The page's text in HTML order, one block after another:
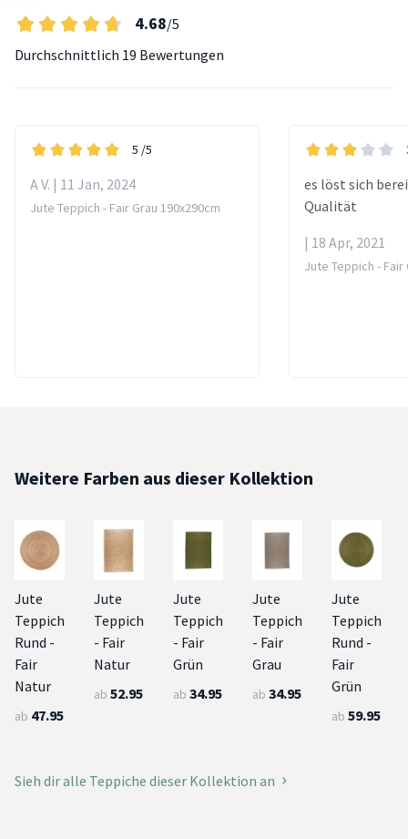
4.68/5
Durchschnittlich 19 Bewertungen
5 /5
A V. | 11 Jan, 2024
Jute Teppich - Fair Grau 190x290cm
es löst sich
Qualität
| 18 Apr, 2021
Jute Teppich - Fair
Weitere Farben aus dieser Kollektion
Jute
Teppich
Rund -
Fair
Natur
ab 47.95
Jute
Teppich
- Fair
Natur
ab 52.95
Jute
Teppich
- Fair
Grün
ab 34.95
Jute
Teppich
- Fair
Grau
ab 34.95
Jute
Teppich
Rund -
Fair
Grün
ab 59.95
Sieh dir alle Teppiche dieser Kollektion an